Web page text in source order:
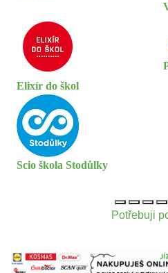
Elixír do škol
Scio škola Stodůlky
Potřebuji